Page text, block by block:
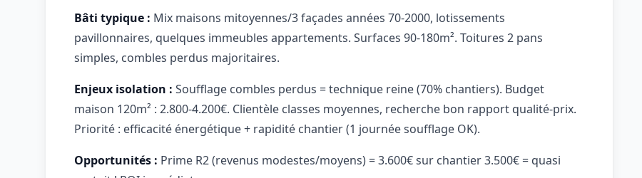
Bâti typique : Mix maisons mitoyennes/3 façades années 70-2000, lotissements
pavillonnaires, quelques immeubles appartements. Surfaces 90-180m². Toitures 2 pans
simples, combles perdus majoritaires.
Enjeux isolation : Soufflage combles perdus = technique reine (70% chantiers). Budget
maison 120m² : 2.800-4.200€. Clientèle classes moyennes, recherche bon rapport qualité-prix.
Priorité : efficacité énergétique + rapidité chantier (1 journée soufflage OK).
Opportunités : Prime R2 (revenus modestes/moyens) = 3.600€ sur chantier 3.500€ = quasi